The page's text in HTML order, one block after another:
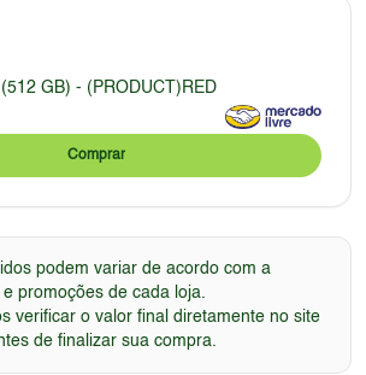
GB) - (PRODUCT)RED
Comprar
podem variar de acordo com a
promoções de cada loja.
verificar o valor final diretamente no site
de finalizar sua compra.